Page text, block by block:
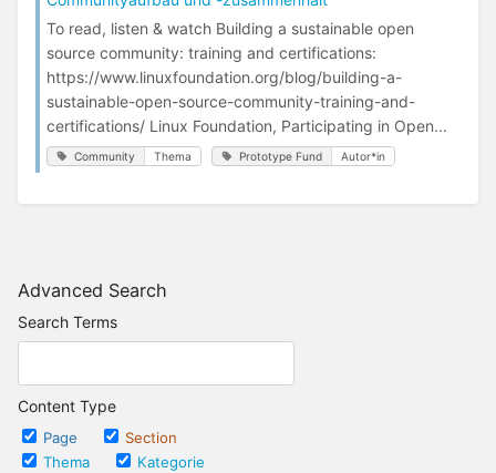
Advanced Search
Search Terms
Content Type
Page
Section
Thema
Kategorie
To read, listen & watch Building a sustainable open
source community: training and certifications:
https://www.linuxfoundation.org/blog/building-a-
sustainable-open-source-community-training-and-
certifications/ Linux Foundation, Participating in Open...
Community Thema Prototype Fund Autor*in